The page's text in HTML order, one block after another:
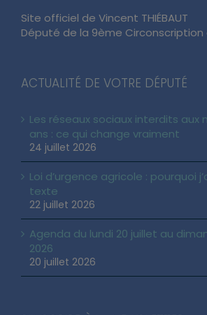
Député de la 9ème Circonscription
ans : ce qui change vraiment
24 juillet 2026
Loi d’urgence agricole : pourquoi
texte
22 juillet 2026
Agenda du lundi 20 juillet au
2026
20 juillet 2026